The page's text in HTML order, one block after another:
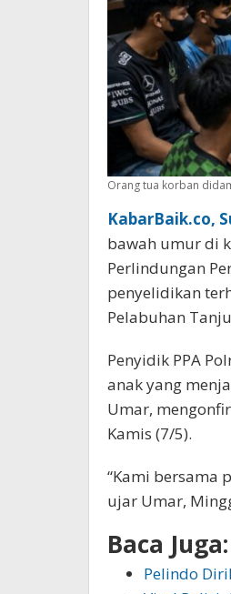
Orang tua korban
KabarBaik.co,
bawah umur di
Perlindungan
penyelidikan
Pelabuhan
Penyidik PPA
anak yang
Umar,
Kamis (7/5).
“Kami bersama
ujar Umar,
Baca Juga:
Pelindo